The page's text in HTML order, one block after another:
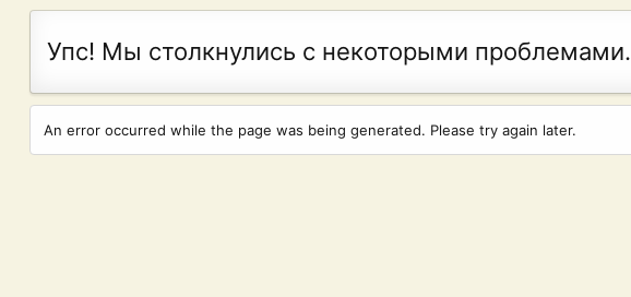
Упс! Мы столкнулись с некоторыми проблемами.
An error occurred while the page was being generated. Please try again later.